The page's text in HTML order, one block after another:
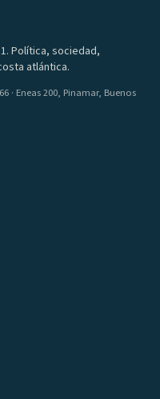
Política, sociedad,
atlántica.
· Eneas 200, Pinamar, Buenos